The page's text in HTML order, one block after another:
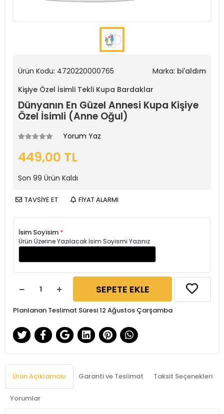
Ürün Kodu: 4720220000765 Marka: bi'aldım
Kişiye Özel İsimli Tekli Kupa Bardaklar
Dünyanın En Güzel Annesi Kupa Kişiye
Özel İsimli (Anne Oğul)
Yorum Yaz
449,00 TL
Son 99 Ürün Kaldı
TAVSİYE ET FİYAT ALARMI
İsim Soyisim *
Ürün Üzerine Yazılacak İsim Soyismi Yazınız
SEPETE EKLE
Planlanan Teslimat Süresi 12 Ağustos Çarşamba
Ürün Açıklaması Garanti ve Teslimat Taksit Seçenekleri
Yorumlar